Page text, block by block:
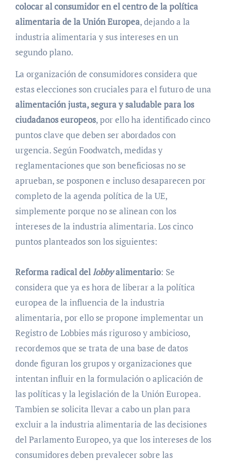
colocar al consumidor en el centro de la política
alimentaria de la Unión Europea, dejando a la
industria alimentaria y sus intereses en un
segundo plano.
La organización de consumidores considera que
estas elecciones son cruciales para el futuro de una
alimentación justa, segura y saludable para los
ciudadanos europeos, por ello ha identificado cinco
puntos clave que deben ser abordados con
urgencia. Según Foodwatch, medidas y
reglamentaciones que son beneficiosas no se
aprueban, se posponen e incluso desaparecen por
completo de la agenda política de la UE,
simplemente porque no se alinean con los
intereses de la industria alimentaria. Los cinco
puntos planteados son los siguientes:
Reforma radical dellobbyalimentario: Se
considera que ya es hora de liberar a la política
europea de la influencia de la industria
alimentaria, por ello se propone implementar un
Registro de Lobbies más riguroso y ambicioso,
recordemos que se trata de una base de datos
donde figuran los grupos y organizaciones que
intentan influir en la formulación o aplicación de
las políticas y la legislación de la Unión Europea.
Tambien se solicita llevar a cabo un plan para
excluir a la industria alimentaria de las decisiones
del Parlamento Europeo, ya que los intereses de los
consumidores deben prevalecer sobre las